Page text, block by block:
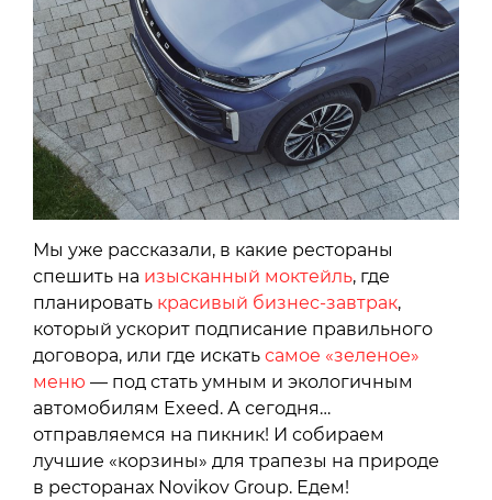
Мы уже рассказали, в какие рестораны
спешить на изысканный моктейль, где
планировать красивый бизнес-завтрак,
который ускорит подписание правильного
договора, или где искать самое «зеленое»
меню — под стать умным и экологичным
автомобилям Exeed. А сегодня…
отправляемся на пикник! И собираем
лучшие «корзины» для трапезы на природе
в ресторанах Novikov Group. Едем!